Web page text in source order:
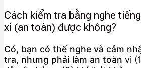
Cách kiểm tra bằng nghe
xì (an toàn) được không?
Có, bạn có thể nghe và cảm
tra, nhưng phải làm an toàn vì